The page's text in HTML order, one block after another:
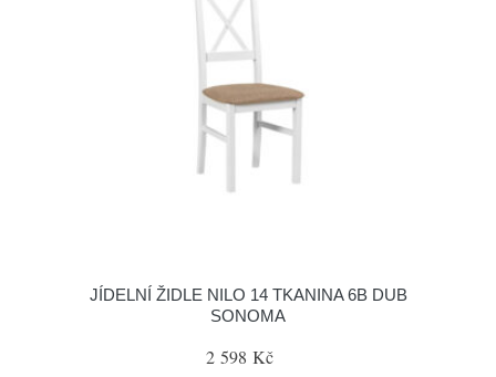
JÍDELNÍ ŽIDLE NILO 14 TKANINA 6B DUB
SONOMA
2 598 Kč